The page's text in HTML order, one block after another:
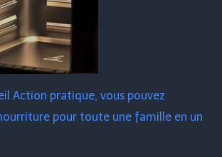
Action pratique, vous pouvez
pour toute une famille en un